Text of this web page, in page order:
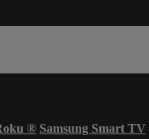
® Samsung Smart TV